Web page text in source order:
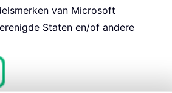
van Microsoft
Staten en/of andere